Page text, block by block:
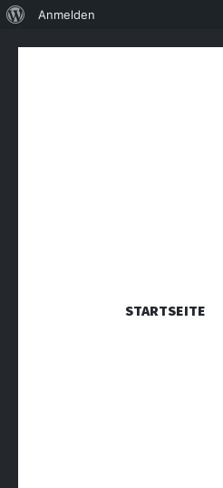
STARTSEITE
Über
Anmelden